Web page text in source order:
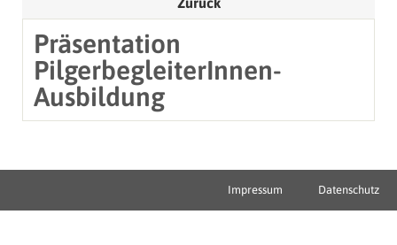
Präsentation
PilgerbegleiterInnen-
Ausbildung
Impressum Datenschutz